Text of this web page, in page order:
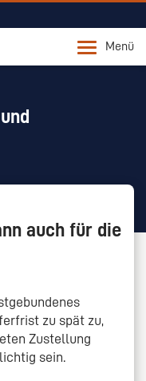
Menü
auch für die
zu spät zu,
Zustellung
sein.